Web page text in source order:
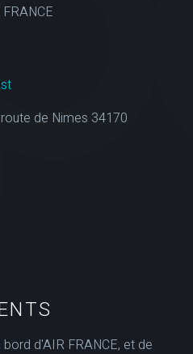
de Nimes 34170
d'AIR FRANCE, et de